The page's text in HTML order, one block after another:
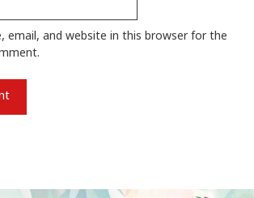
email, and website in this browser for the